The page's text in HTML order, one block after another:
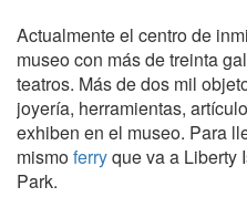
Actualmente el centro de
museo con más de treinta
teatros. Más de dos mil
joyería, herramientas,
exhiben en el museo. Para
mismoferryque va a Liberty
Park.